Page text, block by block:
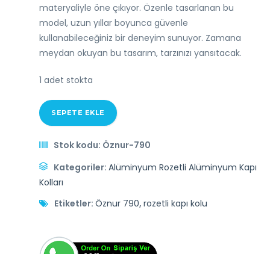
materyaliyle öne çıkıyor. Özenle tasarlanan bu
model, uzun yıllar boyunca güvenle
kullanabileceğiniz bir deneyim sunuyor. Zamana
meydan okuyan bu tasarım, tarzınızı yansıtacak.
1 adet stokta
SEPETE EKLE
Stok kodu: Öznur-790
Kategoriler: Alüminyum Rozetli Alüminyum Kapı
Kolları
Etiketler: Öznur 790, rozetli kapı kolu